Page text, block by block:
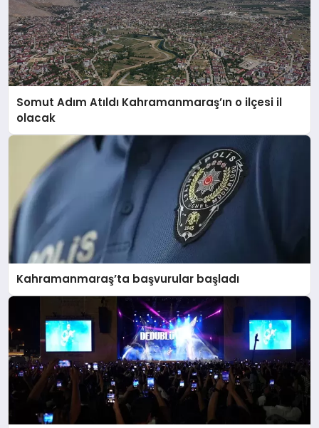
Somut Adım Atıldı Kahramanmaraş’ın o ilçesi il
olacak
Kahramanmaraş’ta başvurular başladı